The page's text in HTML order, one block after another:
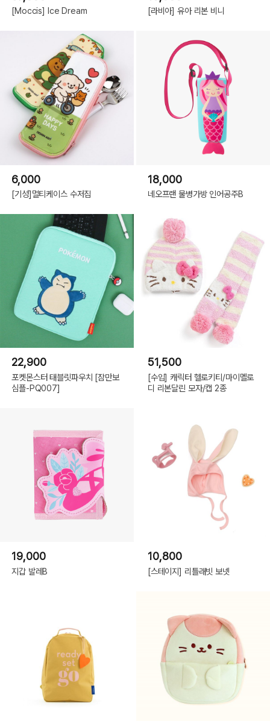
[Moccis] Ice Dream [라비아] 유아 리본 비니
6,000
[기성]멀티케이스 수저집
18,000
네오프랜 물병가방 인어공주B
22,900
포켓몬스터 태블릿파우치 [잠만보
심플-PQ007]
51,500
[수입] 캐릭터 헬로키티/마이멜로
디 리본달린 모자/캡 2종
19,000
지갑 발레B
10,800
[스테이지] 리틀래빗 보넷